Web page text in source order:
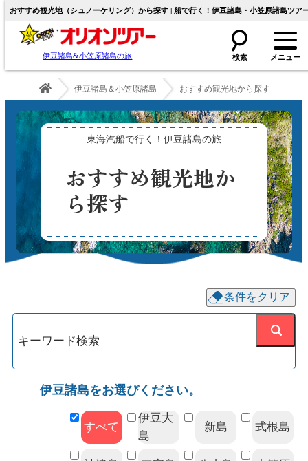
おすすめ観光地（シュノーケリング）から探す | 船で行く！伊豆諸島・小笠原諸島ツア
伊豆諸島&小笠原諸島の旅
伊豆諸島＆小笠原諸島 おすすめ観光地から探す
東海汽船で行く！伊豆諸島の旅
おすすめ観光地か
ら探す
条件をクリア
伊豆諸島をお選びください。
すべて
伊豆大
島
新島 式根島